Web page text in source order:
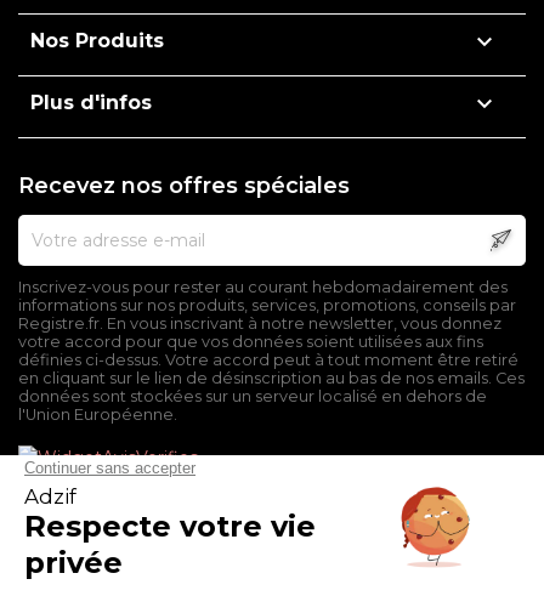
Nos Produits 
Plus d'infos 
Recevez nos offres spéciales
Inscrivez-vous pour rester au courant hebdomadairement des
informations sur nos produits, services, promotions, conseils par
Registre.fr. En vous inscrivant à notre newsletter, vous donnez
votre accord pour que vos données soient utilisées aux fins
définies ci-dessus. Votre accord peut à tout moment être retiré
en cliquant sur le lien de désinscription au bas de nos emails. Ces
données sont stockées sur un serveur localisé en dehors de
l'Union Européenne.